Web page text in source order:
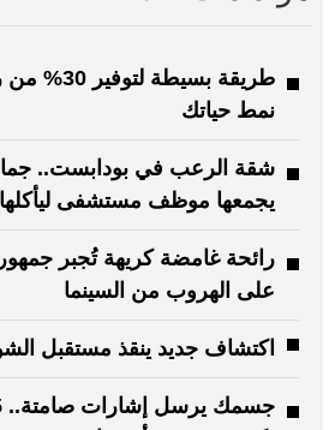
طريقة بسيطة
نمط حياتك
شقة الرعب في بودابست..
يجمعها موظف مستشفى ليأكلها
رائحة غامضة كريهة تُجبر
على الهروب من السينما
اكتشاف جديد ينقذ مستقبل